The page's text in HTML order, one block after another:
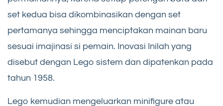
set kedua bisa dikombinasikan dengan set
pertamanya sehingga menciptakan mainan baru
sesuai imajinasi si pemain. Inovasi Inilah yang
disebut dengan Lego sistem dan dipatenkan pada
tahun 1958.
Lego kemudian mengeluarkan minifigure atau